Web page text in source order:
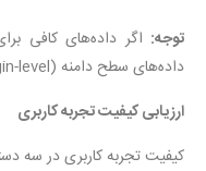
توجه:
داده‌های سطح دامنه (origin-level) استفاده می‌کند.
ارزیابی کیفیت تجربه کاربری
کیفیت تجربه کاربری در سه